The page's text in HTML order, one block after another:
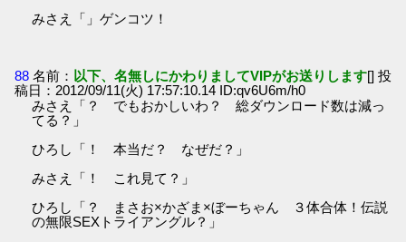
みさえ「」ゲンコツ！
88 名前： 以下、名無しにかわりましてVIPがお送りします[] 投
稿日：2012/09/11(火) 17:57:10.14 ID:qv6U6m/h0
みさえ「？ でもおかしいわ？ 総ダウンロード数は減っ
てる？」
ひろし「！ 本当だ？ なぜだ？」
みさえ「！ これ見て？」
ひろし「？ まさお×かざま×ぼーちゃん ３体合体！伝説
の無限SEXトライアングル？」